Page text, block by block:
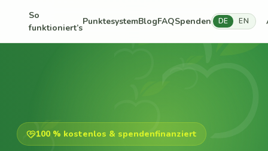
So
funktioniert’s
PunktesystemBlogFAQSpenden DE EN
100 % kostenlos & spendenfinanziert